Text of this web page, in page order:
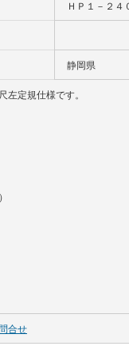
ＨＰ１－２４
静岡県
定規仕様です。
合せ